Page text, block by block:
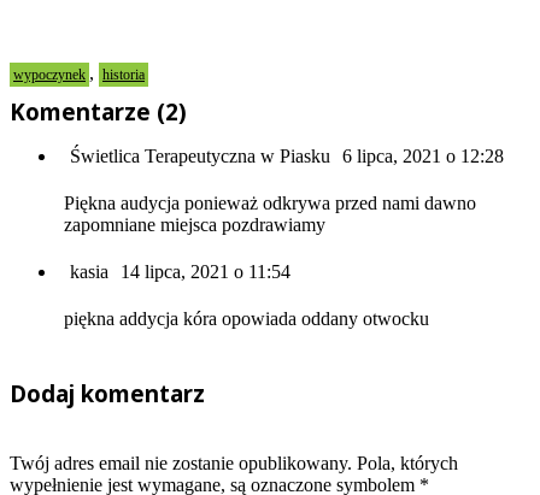
wypoczynek , historia
Komentarze (2)
Świetlica Terapeutyczna w Piasku 6 lipca, 2021 o 12:28
Piękna audycja ponieważ odkrywa przed nami dawno
zapomniane miejsca pozdrawiamy
kasia 14 lipca, 2021 o 11:54
piękna addycja kóra opowiada oddany otwocku
Dodaj komentarz
Twój adres email nie zostanie opublikowany. Pola, których
wypełnienie jest wymagane, są oznaczone symbolem *